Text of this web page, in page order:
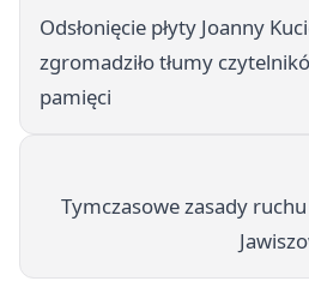
Odsłonięcie płyty Joanny
zgromadziło tłumy
pamięci
Tymczasowe zasady